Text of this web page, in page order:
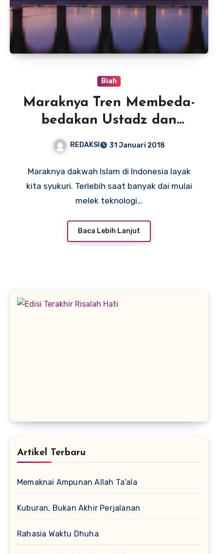
Biah
Maraknya Tren Membeda-
bedakan Ustadz dan
REDAKSI 31 Januari 2018
Maraknya dakwah Islam di Indonesia layak
kita syukuri. Terlebih saat banyak dai mulai
melek teknologi…
Baca Lebih Lanjut
Artikel Terbaru
Memaknai Ampunan Allah Ta’ala
Kuburan, Bukan Akhir Perjalanan
Rahasia Waktu Dhuha